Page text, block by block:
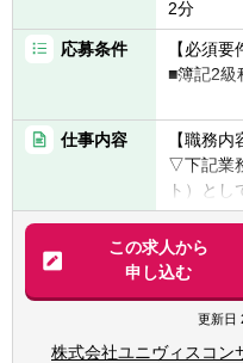
■成長企
■上場企
経営者と
2分
応募条件
【必須要
■簿記2級
【歓迎要
■M＆A
■実務に
■公認会
のある方
■税理士
る方
■監査法
業務経
仕事内容
【職務内
▽下記業
ト）と
■事業計
■IPO支援
■M&Aに
■経営企
■CFO代
■ハンズ
この求人から
申し込む
更新日
株式会社ユニヴィスコン